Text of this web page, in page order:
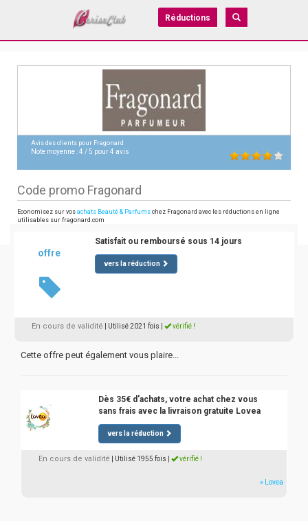
Réductions
Avis des clients pour Fragonard
Note moyenne :4 /5 pour4 avis
Code promo Fragonard
Economisez sur vos achats Beauté & Parfums chez Fragonard avec les réductions en ligne
utilisables sur fragonard.com
offre
Satisfait ou remboursé sous 14 jours
vers la réduction
En cours de validité | Utilisé 2021 fois vérifié !
Cette offre peut également vous plaire...
Dès 35€ d'achats, votre achat chez vous
sans frais avec la livraison gratuite Lovea
vers la réduction
En cours de validité | Utilisé 1955 fois vérifié !
» Lovea